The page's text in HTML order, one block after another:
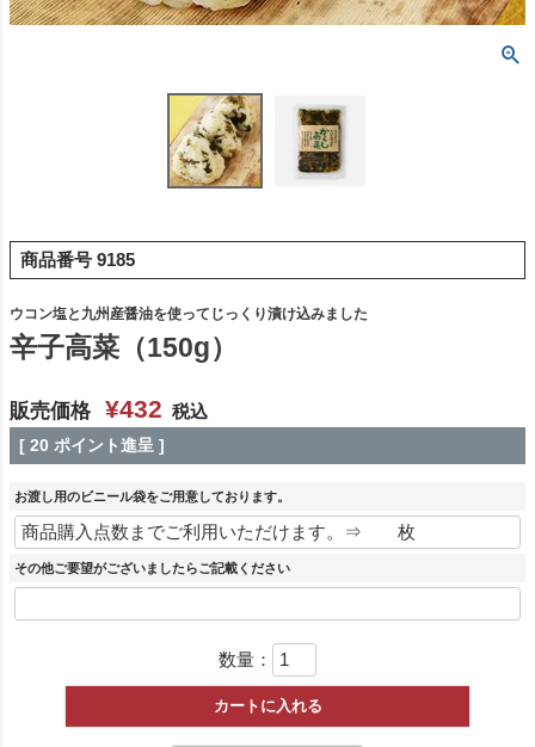
商品番号 9185
ウコン塩と九州産醤油を使ってじっくり漬け込みました
辛子高菜（150g）
販売価格 ¥432 税込
[ 20 ポイント進呈 ]
お渡し用のビニール袋をご用意しております。
その他ご要望がございましたらご記載ください
数量：
カートに入れる